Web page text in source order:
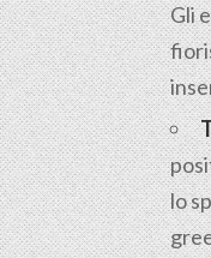
Gli
lo